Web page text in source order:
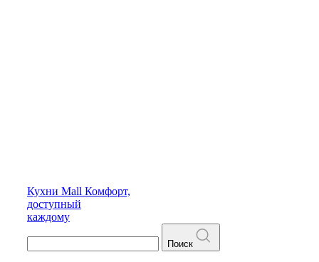
Кухни Mall Комфорт,
доступный
каждому
Поиск